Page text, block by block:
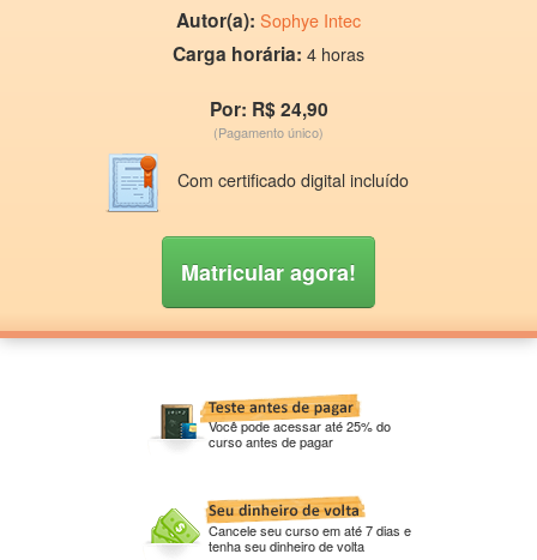
Autor(a): Sophye Intec
Carga horária: 4 horas
Por: R$ 24,90
(Pagamento único)
Com certificado digital incluído
Matricular agora!
Você pode acessar até 25% do
curso antes de pagar
Cancele seu curso em até 7 dias e
tenha seu dinheiro de volta